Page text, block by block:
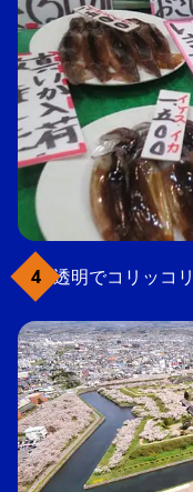
透明でコリッコ